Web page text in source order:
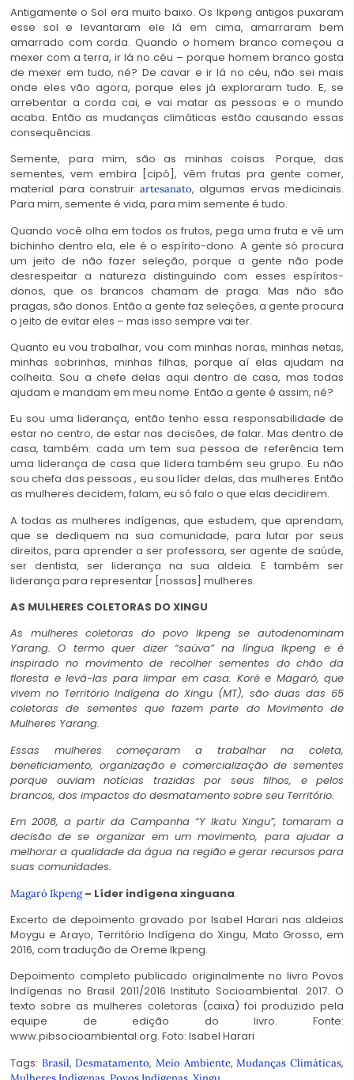
Antigamente o Sol era muito baixo. Os Ikpeng antigos puxaram
esse sol e levantaram ele lá em cima, amarraram bem
amarrado com corda. Quando o homem branco começou a
mexer com a terra, ir lá no céu – porque homem branco gosta
de mexer em tudo, né? De cavar e ir lá no céu, não sei mais
onde eles vão agora, porque eles já exploraram tudo. E, se
arrebentar a corda cai, e vai matar as pessoas e o mundo
acaba. Então as mudanças climáticas estão causando essas
consequências.
Semente, para mim, são as minhas coisas. Porque, das
sementes, vem embira [cipó], vêm frutas pra gente comer,
material para construir artesanato, algumas ervas medicinais.
Para mim, semente é vida, para mim semente é tudo.
Quando você olha em todos os frutos, pega uma fruta e vê um
bichinho dentro ela, ele é o espírito-dono. A gente só procura
um jeito de não fazer seleção, porque a gente não pode
desrespeitar a natureza distinguindo com esses espíritos-
donos, que os brancos chamam de praga. Mas não são
pragas, são donos. Então a gente faz seleções, a gente procura
o jeito de evitar eles – mas isso sempre vai ter.
Quanto eu vou trabalhar, vou com minhas noras, minhas netas,
minhas sobrinhas, minhas filhas, porque aí elas ajudam na
colheita. Sou a chefe delas aqui dentro de casa, mas todas
ajudam e mandam em meu nome. Então a gente é assim, né?
Eu sou uma liderança, então tenho essa responsabilidade de
estar no centro, de estar nas decisões, de falar. Mas dentro de
casa, também: cada um tem sua pessoa de referência tem
uma liderança de casa que lidera também seu grupo. Eu não
sou chefa das pessoas., eu sou líder delas, das mulheres. Então
as mulheres decidem, falam, eu só falo o que elas decidirem.
A todas as mulheres indígenas, que estudem, que aprendam,
que se dediquem na sua comunidade, para lutar por seus
direitos, para aprender a ser professora, ser agente de saúde,
ser dentista, ser liderança na sua aldeia. E também ser
liderança para representar [nossas] mulheres.
AS MULHERES COLETORAS DO XINGU
As mulheres coletoras do povo Ikpeng se autodenominam
Yarang. O termo quer dizer “saúva” na língua Ikpeng e é
inspirado no movimento de recolher sementes do chão da
floresta e levá-las para limpar em casa. Koré e Magaró, que
vivem no Território Indígena do Xingu (MT), são duas das 65
coletoras de sementes que fazem parte do Movimento de
Mulheres Yarang.
Essas mulheres começaram a trabalhar na coleta,
beneficiamento, organização e comercialização de sementes
porque ouviam notícias trazidas por seus filhos, e pelos
brancos, dos impactos do desmatamento sobre seu Território.
Em 2008, a partir da Campanha “Y Ikatu Xingu”, tomaram a
decisão de se organizar em um movimento, para ajudar a
melhorar a qualidade da água na região e gerar recursos para
suas comunidades.
Magaró Ikpeng– Líder indígena xinguana.
Excerto de depoimento gravado por Isabel Harari nas aldeias
Moygu e Arayo, Território Indígena do Xingu, Mato Grosso, em
2016, com tradução de Oreme Ikpeng.
Depoimento completo publicado originalmente no livro Povos
Indígenas no Brasil 2011/2016 Instituto Socioambiental. 2017. O
texto sobre as mulheres coletoras (caixa) foi produzido pela
equipe de edição do livro. Fonte:
www.pibsocioambiental.org. Foto: Isabel Harari
Tags: Brasil,Desmatamento,Meio Ambiente,Mudanças Climáticas,